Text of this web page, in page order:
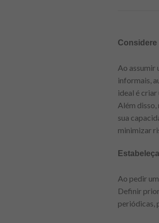
Ao assumir
informais,
ideal é
Além
sua
minimizar
Ao pedir
Definir
periódicas,